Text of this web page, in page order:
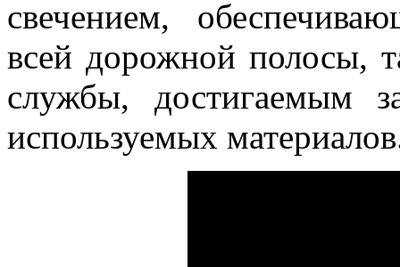
свечением,
всей дорожной полосы,
службы, достигаемым
используемых